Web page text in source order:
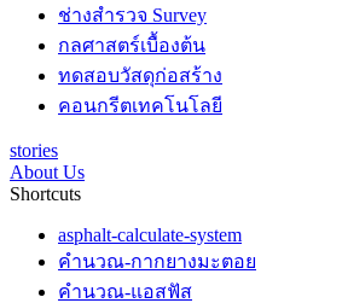
ช่างสำรวจ Survey
กลศาสตร์เบื้องต้น
ทดสอบวัสดุก่อสร้าง
คอนกรีตเทคโนโลยี
stories
About Us
Shortcuts
asphalt-calculate-system
คำนวณ-กากยางมะตอย
คำนวณ-แอสฟัส